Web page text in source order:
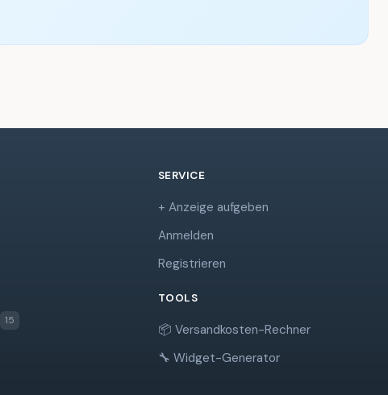
15
SERVICE
+ Anzeige aufgeben
Anmelden
Registrieren
TOOLS
📦 Versandkosten-Rechner
🔧 Widget-Generator